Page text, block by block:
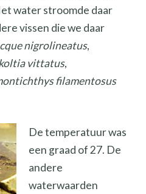
water stroomde daar
vissen die we daar
nigrolineatus,
vittatus,
filamentosus
De temperatuur was
een graad of 27. De
andere
waterwaarden